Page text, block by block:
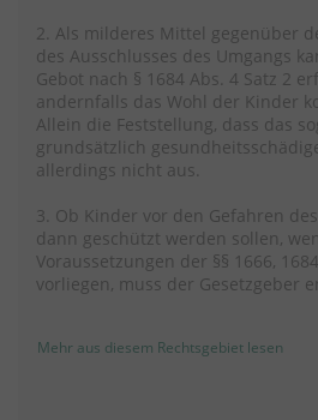
2. Als milderes Mittel gegenüber
des Ausschlusses des Umgangs
Gebot nach § 1684 Abs. 4 Satz 2
andernfalls das Wohl der Kinder
Allein die Feststellung, dass das
grundsätzlich
allerdings nicht aus.
3. Ob Kinder vor den Gefahren
dann geschützt werden sollen,
Voraussetzungen der §§ 1666,
vorliegen, muss der Gesetzgeber
Mehr aus diesem Rechtsgebiet lesen